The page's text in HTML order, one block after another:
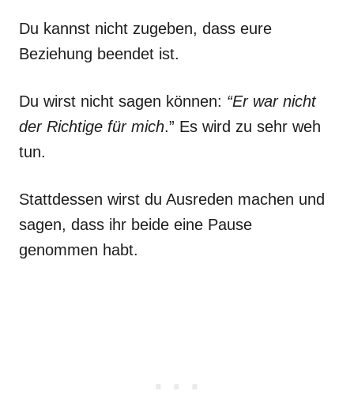
Du kannst nicht zugeben, dass eure
Beziehung beendet ist.
Du wirst nicht sagen können: “Er war nicht
der Richtige für mich.” Es wird zu sehr weh
tun.
Stattdessen wirst du Ausreden machen und
sagen, dass ihr beide eine Pause
genommen habt.